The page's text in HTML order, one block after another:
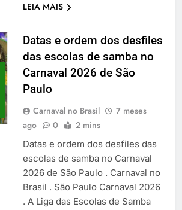
LEIA MAIS
Datas e ordem dos desfiles
das escolas de samba no
Carnaval 2026 de São
Paulo
Carnaval no Brasil
7 meses
ago
0 2 mins
Datas e ordem dos desfiles das
escolas de samba no Carnaval
2026 de São Paulo . Carnaval no
Brasil . São Paulo Carnaval 2026
. A Liga das Escolas de Samba